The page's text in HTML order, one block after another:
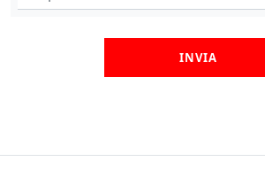
INVIA